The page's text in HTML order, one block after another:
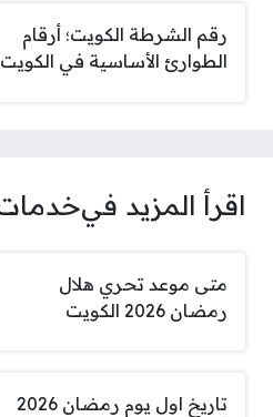
رقم الشرطة الكويت؛ أرقام
الطوارئ الأساسية في الكويت
اقرأ المزيد في
متى موعد تحري هلال
رمضان 2026 الكويت
تاريخ اول يوم رمضان 2026